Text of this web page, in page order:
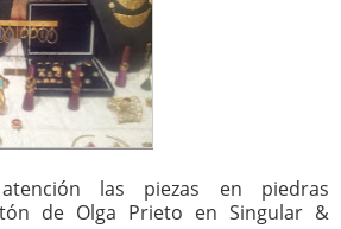
las piezas en piedras
de Olga Prieto en Singular &